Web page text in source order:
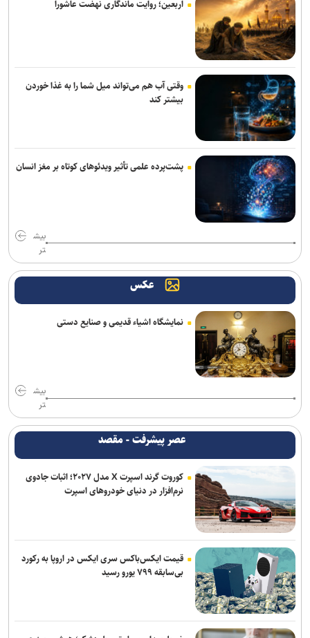
اربعین؛ روایت ماندگاری نهضت عاشورا
وقتی آب هم می‌تواند میل شما را به غذا خوردن
بیشتر کند
پشت‌پرده علمی تأثیر ویدئو‌های کوتاه بر مغز انسان
بیش
تر
عکس
نمایشگاه اشیاء قدیمی و صنایع دستی
بیش
تر
عصر پیشرفت - مقصد
کوروت گرند اسپرت X مدل ۲۰۲۷؛ اثبات جادوی
نرم‌افزار در دنیای خودروهای اسپرت
قیمت ایکس‌باکس سری ایکس در اروپا به رکورد
بی‌سابقه ۷۹۹ یورو رسید